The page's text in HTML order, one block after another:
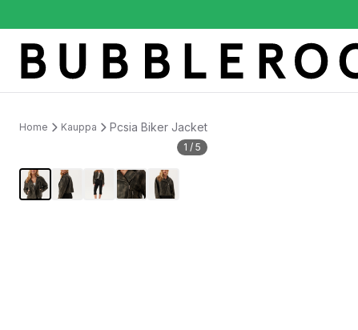
Home Kauppa Pcsia Biker Jacket
1 / 5